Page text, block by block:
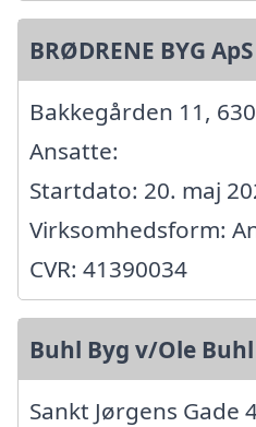
BRØDRENE BYG ApS
Bakkegården 11,
Ansatte:
Startdato: 20. maj
Virksomhedsform:
CVR: 41390034
Buhl Byg v/Ole
Sankt Jørgens Gade